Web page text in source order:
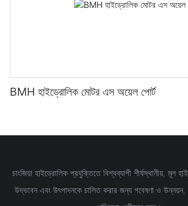
BMH হাইড্রোলিক মোটর এস অয়েল পোর্ট
চাংজিয়া হাইড্রোলিক প্রযুক্তিতে বিশ্বব্যাপী শীর্ষস্থানীয়, মূল
উদ্ভাবন এবং উৎপাদনকে চালিত করার জন্য গবেষণা ও